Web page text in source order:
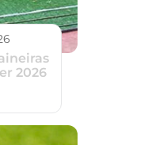
2026